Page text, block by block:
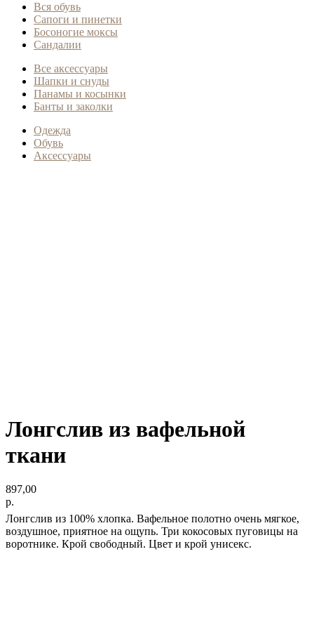
Вся обувь
Сапоги и пинетки
Босоногие моксы
Сандалии
Все аксессуары
Шапки и снуды
Панамы и косынки
Банты и заколки
Одежда
Обувь
Аксессуары
Лонгслив из вафельной
ткани
897,00
р.
Лонгслив из 100% хлопка. Вафельное полотно очень мягкое,
воздушное, приятное на ощупь. Три кокосовых пуговицы на
воротнике. Крой свободный. Цвет и крой унисекс.